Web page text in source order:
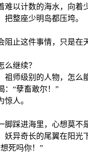
以计数的海水，向着
整座少明岛都压垮。
止这件事情，只是在
继续？
师级别的人物，怎么
：“孽畜敢尔！”
人。
踩进海里，心想莫不
异奇长的尾翼在阳光
死吗你！”